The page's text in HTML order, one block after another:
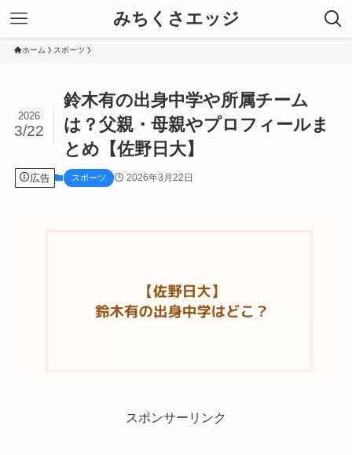
みちくさエッジ
ホーム スポーツ
鈴木有の出身中学や所属チーム
は？父親・母親やプロフィールま
とめ【佐野日大】
2026
3/22
広告 スポーツ 2026年3月22日
スポンサーリンク